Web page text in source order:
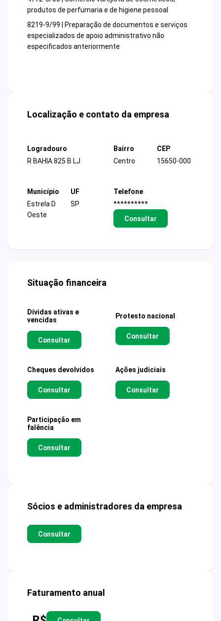
produtos de perfumaria e de higiene pessoal
8219-9/99 | Preparação de documentos e serviços
especializados de apoio administrativo não
especificados anteriormente
Localização e contato da empresa
Logradouro
R BAHIA 825 B LJ
Bairro
Centro
CEP
15650-000
Município
Estrela D
Oeste
UF
SP
Telefone
**********
Consultar
Situação financeira
Dívidas ativas e
vencidas
Consultar
Protesto nacional
Consultar
Cheques devolvidos
Consultar
Ações judiciais
Consultar
Participação em
falência
Consultar
Sócios e administradores da empresa
Consultar
Faturamento anual